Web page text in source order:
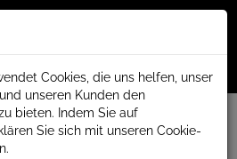
Badheizkörper
Cookies, die uns helfen, unser
unseren Kunden den
bieten. Indem Sie auf
Sie sich mit unseren Cookie-